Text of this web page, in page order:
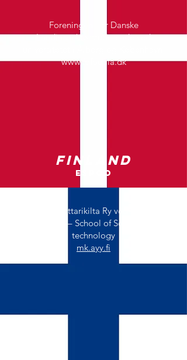
Foreningen For Danske
Landinspektørstuderende ved
www.fofodala.dk
Finland
Espoo
Maanmittarikilta Ry ved Aalto
University – School of Science and
technology
mk.ayy.fi